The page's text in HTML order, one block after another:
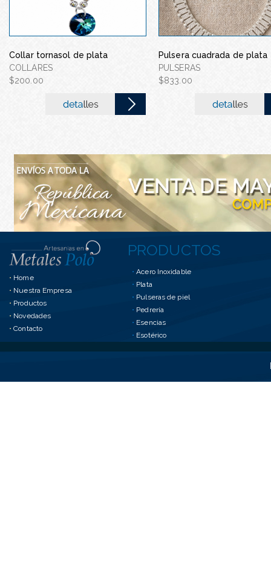
Collar tornasol de plata
COLLARES
$200.00
Pulsera cuadrada de plata
PULSERAS
$833.00
inoxidable
GARGANTILLA CON
ACERO INOXID...
PRODUCTOS
• Home
• Nuestra Empresa
• Productos
• Novedades
• Contacto
• Acero Inoxidable
• Plata
• Pulseras de piel
• Pedrería
• Esencias
• Esotérico